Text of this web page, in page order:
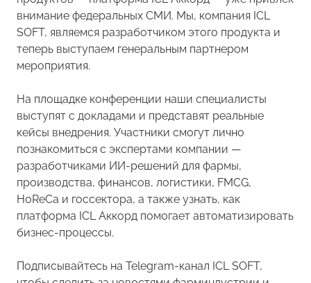
внимание федеральных СМИ. Мы, компания ICL
SOFT, являемся разработчиком этого продукта и
теперь выступаем генеральным партнером
мероприятия.
На площадке конференции наши специалисты
выступят с докладами и представят реальные
кейсы внедрения. Участники смогут лично
познакомиться с экспертами компании —
разработчиками ИИ-решений для фармы,
производства, финансов, логистики, FMCG,
HoReCa и госсектора, а также узнать, как
платформа ICL Аккорд помогает автоматизировать
бизнес-процессы.
Подписывайтесь на Telegram-канал ICL SOFT,